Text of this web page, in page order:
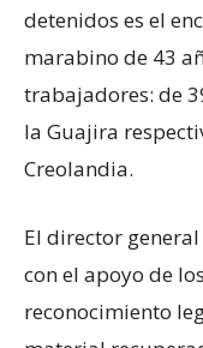
detenidos es el
marabino de 43
trabajadores: de
la Guajira
Creolandia.
El director
con el apoyo de
reconocimiento